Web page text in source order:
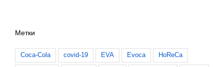
Метки
Coca-Cola covid-19 EVA Evoca HoReCa